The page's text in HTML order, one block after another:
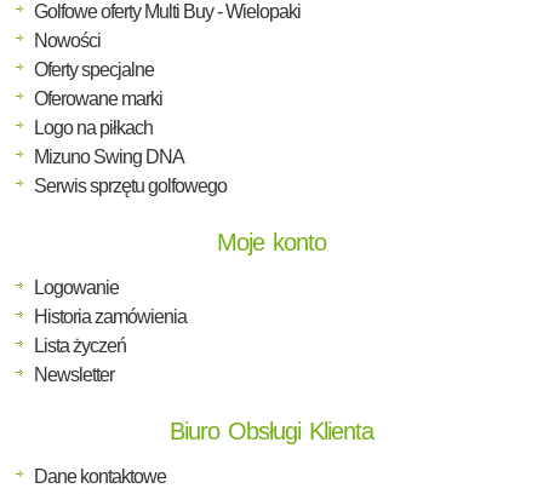
Golfowe oferty Multi Buy - Wielopaki
Nowości
Oferty specjalne
Oferowane marki
Logo na piłkach
Mizuno Swing DNA
Serwis sprzętu golfowego
Moje konto
Logowanie
Historia zamówienia
Lista życzeń
Newsletter
Biuro Obsługi Klienta
Dane kontaktowe